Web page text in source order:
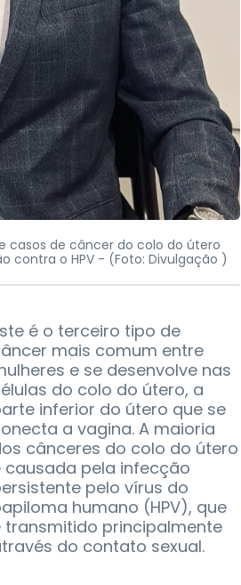
casos de câncer do colo do útero
contra o HPV - (Foto: Divulgação )
é o terceiro tipo de
mais comum entre
e se desenvolve nas
do colo do útero, a
inferior do útero que se
a vagina. A maioria
cânceres do colo do útero
causada pela infecção
pelo vírus do
humano (HPV), que
transmitido principalmente
do contato sexual.